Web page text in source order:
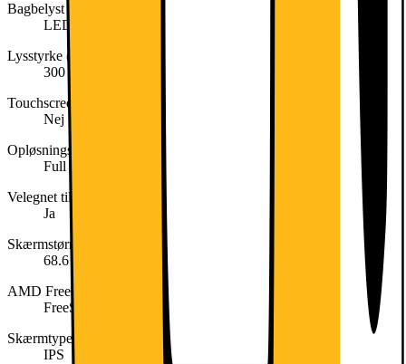
Bagbelyst skærm
LED-bagbelyst
Lysstyrke (Nit)
300
Touchscreen
Nej
Opløsningsstandard
Full HD (1080p)
Velegnet til gaming
Ja
Skærmstørrelse (cm)
68.6
AMD Freesync
FreeSync Premium
Skærmtype
IPS